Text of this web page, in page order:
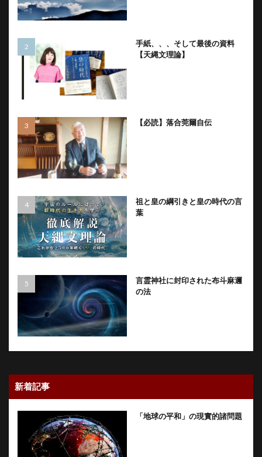
手紙、、、そして最後の資料
【天縄文理論】
【必読】落合莞爾自伝
祖と皇の綱引きと皇の時代の言
葉
言霊神社に封印された布斗麻邇
の法
新着記事
「地球の平和」の現實的諸問題